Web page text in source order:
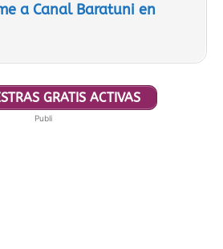
a Canal Baratuni en
GRATIS ACTIVAS
Publi